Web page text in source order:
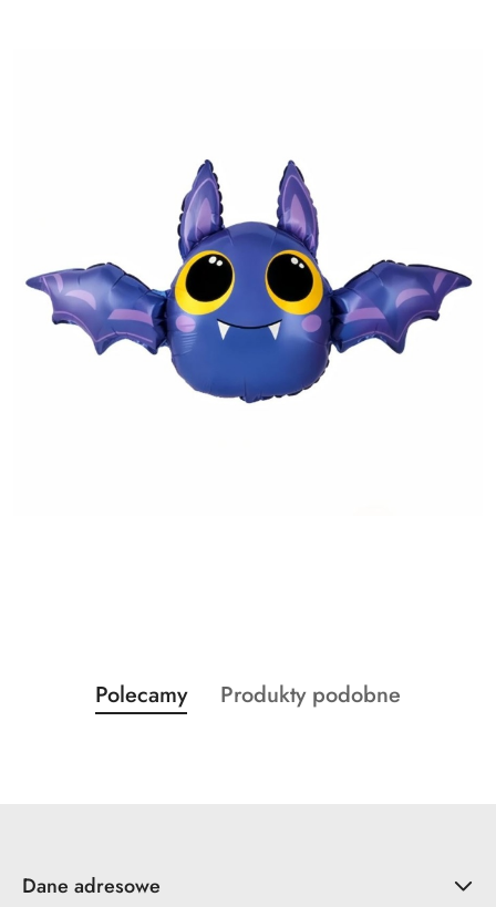
Pomiń karuzelę produktów
Produkty
o
Polecamy
Produkty
Produkty podobne
Dane adresowe